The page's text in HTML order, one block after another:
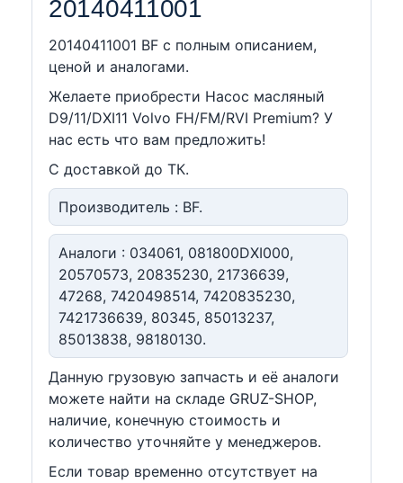
20140411001
20140411001 BF c полным описанием,
ценой и аналогами.
Желаете приобрести Насос масляный
D9/11/DXI11 Volvo FH/FM/RVI Premium? У
нас есть что вам предложить!
С доставкой до ТК.
Производитель : BF.
Аналоги : 034061, 081800DXI000,
20570573, 20835230, 21736639,
47268, 7420498514, 7420835230,
7421736639, 80345, 85013237,
85013838, 98180130.
Данную грузовую запчасть и её аналоги
можете найти на складе GRUZ-SHOP,
наличие, конечную стоимость и
количество уточняйте у менеджеров.
Если товар временно отсутствует на